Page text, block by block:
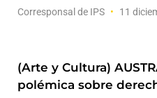
Corresponsal de IPS 11
(Arte y Cultura)
polémica sobre